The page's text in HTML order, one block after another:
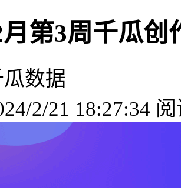
月第3周千瓜
数据
2/21 18:27:34